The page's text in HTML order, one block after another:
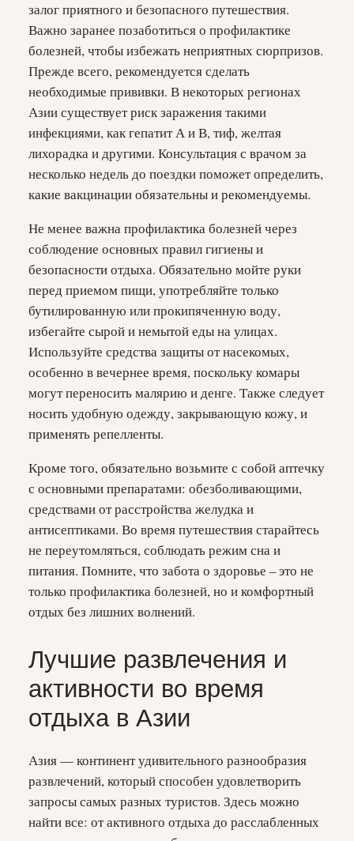
залог приятного и безопасного путешествия.
Важно заранее позаботиться о профилактике
болезней, чтобы избежать неприятных сюрпризов.
Прежде всего, рекомендуется сделать
необходимые прививки. В некоторых регионах
Азии существует риск заражения такими
инфекциями, как гепатит А и В, тиф, желтая
лихорадка и другими. Консультация с врачом за
несколько недель до поездки поможет определить,
какие вакцинации обязательны и рекомендуемы.
Не менее важна профилактика болезней через
соблюдение основных правил гигиены и
безопасности отдыха. Обязательно мойте руки
перед приемом пищи, употребляйте только
бутилированную или прокипяченную воду,
избегайте сырой и немытой еды на улицах.
Используйте средства защиты от насекомых,
особенно в вечернее время, поскольку комары
могут переносить малярию и денге. Также следует
носить удобную одежду, закрывающую кожу, и
применять репелленты.
Кроме того, обязательно возьмите с собой аптечку
с основными препаратами: обезболивающими,
средствами от расстройства желудка и
антисептиками. Во время путешествия старайтесь
не переутомляться, соблюдать режим сна и
питания. Помните, что забота о здоровье – это не
только профилактика болезней, но и комфортный
отдых без лишних волнений.
Лучшие развлечения и
активности во время
отдыха в Азии
Азия — континент удивительного разнообразия
развлечений, который способен удовлетворить
запросы самых разных туристов. Здесь можно
найти все: от активного отдыха до расслабленных